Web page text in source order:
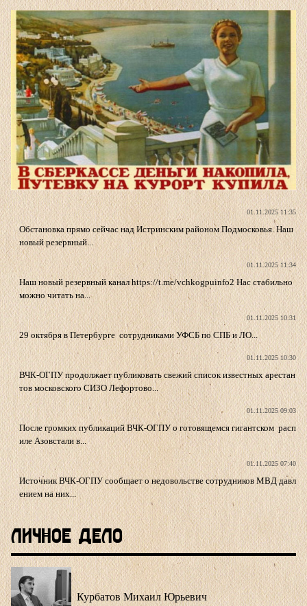
01.11.2025 11:35
Обстановка прямо сейчас над Истринским районом Подмосковья. Наш
новый резервный...
01.11.2025 11:34
Наш новый резервный канал https://t.me/vchkogpuinfo2 Нас стабильно
можно читать на...
01.11.2025 10:31
29 октября в Петербурге сотрудниками УФСБ по СПБ и ЛО...
01.11.2025 10:30
ВЧК-ОГПУ продолжает публиковать свежий список известных арестан
тов московского СИЗО Лефортово...
01.11.2025 09:03
После громких публикаций ВЧК-ОГПУ о готовящемся гигантском расп
иле Азовстали в...
01.11.2025 07:40
Источник ВЧК-ОГПУ сообщает о недовольстве сотрудников МВД давл
ением на них...
Личное Дело
Курбатов Михаил Юрьевич